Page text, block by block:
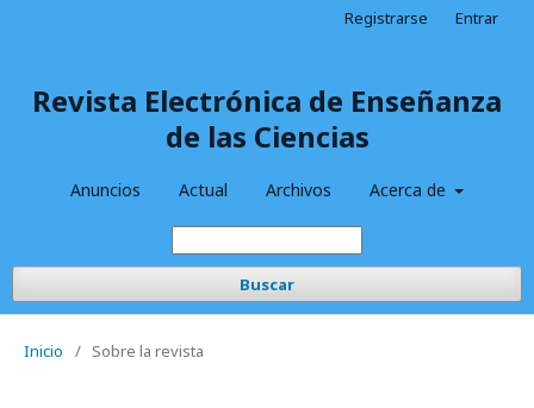
Revista Electrónica de Enseñanza
de las Ciencias
Anuncios Actual Archivos Acerca de
Buscar
Registrarse Entrar
Inicio / Sobre la revista